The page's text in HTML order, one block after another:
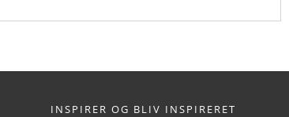
INSPIRER OG BLIV INSPIRERET